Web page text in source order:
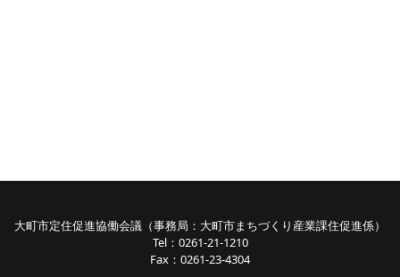
大町市定住促進協働会議（事務局：大町市まちづくり産業課住促進係）
Tel：0261-21-1210
Fax：0261-23-4304